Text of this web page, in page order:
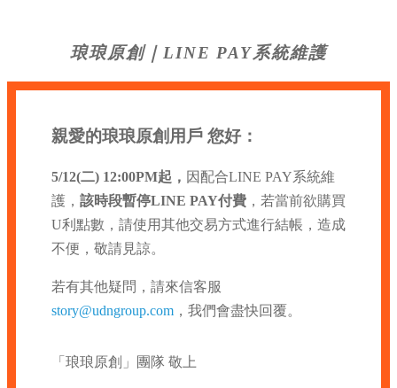
琅琅原創｜LINE PAY系統維護
親愛的琅琅原創用戶 您好：
5/12(二) 12:00PM起， 因配合LINE PAY系統維
護， 該時段暫停LINE PAY付費 ，若當前欲購買
U利點數，請使用其他交易方式進行結帳，造成
不便，敬請見諒。
若有其他疑問，請來信客服
story@udngroup.com ，我們會盡快回覆。
「琅琅原創」團隊 敬上